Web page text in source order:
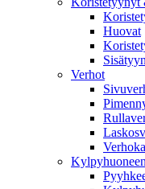
Huovat
Verhot